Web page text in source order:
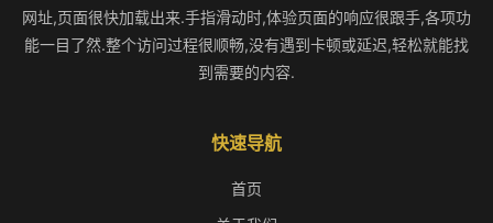
网址,页面很快加载出来.手指滑动时,体验页面的响应很跟手,各项功
能一目了然.整个访问过程很顺畅,没有遇到卡顿或延迟,轻松就能找
到需要的内容.
快速导航
首页